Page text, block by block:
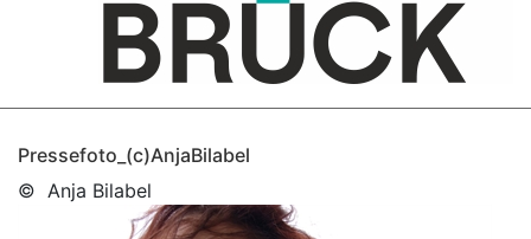
Pressefoto_(c)AnjaBilabel
© Anja Bilabel